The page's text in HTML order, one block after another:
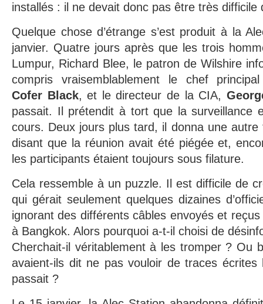
installés : il ne devait donc pas être très difficile
Quelque chose d’étrange s’est produit à la
janvier. Quatre jours après que les trois
Lumpur, Richard Blee, le patron de Wilshire
compris vraisemblablement le chef
Cofer Black, et le directeur de la CIA,
passait. Il prétendit à tort que la surveillance
cours. Deux jours plus tard, il donna une
disant que la réunion avait été piégée et,
les participants étaient toujours sous filature.
Cela ressemble à un puzzle. Il est difficile de
qui gérait seulement quelques dizaines
ignorant des différents câbles envoyés et
à Bangkok. Alors pourquoi a-t-il choisi de
Cherchait-il véritablement à les tromper ? Ou
avaient-ils dit ne pas vouloir de traces
passait ?